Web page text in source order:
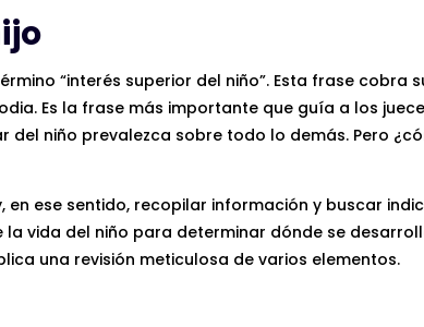
“interés superior del niño”. Esta frase cobra
Es la frase más importante que guía a los
niño prevalezca sobre todo lo demás. Pero
en ese sentido, recopilar información y buscar
vida del niño para determinar dónde se
una revisión meticulosa de varios elementos.